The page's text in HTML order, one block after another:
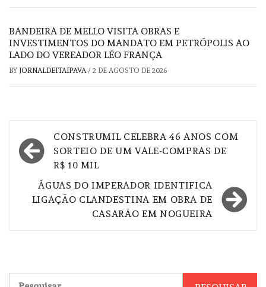
BANDEIRA DE MELLO VISITA OBRAS E
INVESTIMENTOS DO MANDATO EM PETRÓPOLIS AO
LADO DO VEREADOR LÉO FRANÇA
BY JORNALDEITAIPAVA/ 2 DE AGOSTO DE 2026
Navegação
de
Post
CONSTRUMIL CELEBRA 46 ANOS COM
SORTEIO DE UM VALE-COMPRAS DE
R$ 10 MIL
ÁGUAS DO IMPERADOR IDENTIFICA
LIGAÇÃO CLANDESTINA EM OBRA DE
CASARÃO EM NOGUEIRA